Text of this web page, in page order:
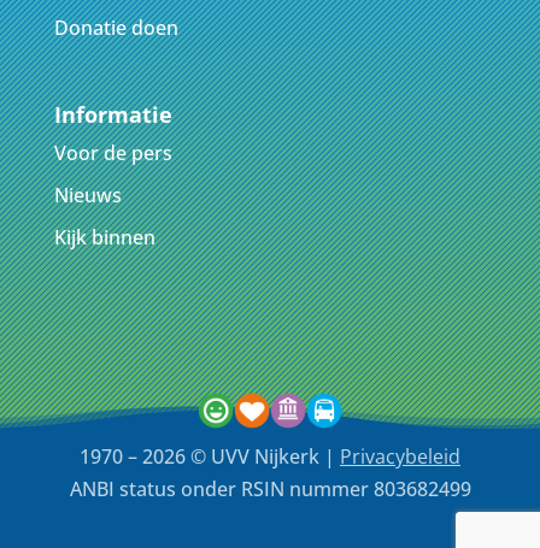
Donatie doen
Informatie
Voor de pers
Nieuws
Kijk binnen
1970 – 2026 © UVV Nijkerk | Privacybeleid
ANBI status onder RSIN nummer 803682499